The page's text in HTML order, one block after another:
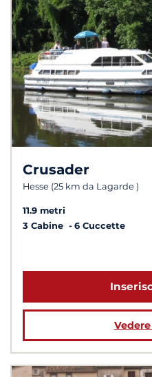
Crusader
Hesse (25 km da Lagarde )
11.9 metri
3 Cabine
6 Cuccette